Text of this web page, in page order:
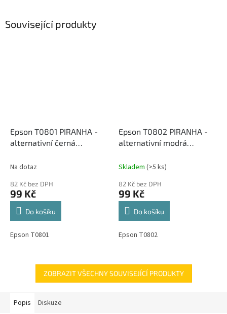
Související produkty
Epson T0801 PIRANHA -
alternativní černá
Na dotaz
82 Kč bez DPH
99 Kč
Do košíku
Epson T0801
Epson T0802 PIRANHA -
alternativní modrá
Skladem (>5 ks)
82 Kč bez DPH
99 Kč
Do košíku
Epson T0802
ZOBRAZIT VŠECHNY SOUVISEJÍCÍ PRODUKTY
Popis Diskuze